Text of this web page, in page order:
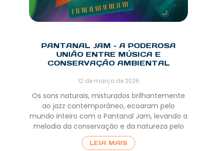
PANTANAL JAM – A PODEROSA
UNIÃO ENTRE MÚSICA E
CONSERVAÇÃO AMBIENTAL
12 de março de 2026
Os sons naturais, misturados brilhantemente
ao jazz contemporâneo, ecoaram pelo
mundo inteiro com o Pantanal Jam, levando a
melodia da conservação e da natureza pelo
LEIA MAIS